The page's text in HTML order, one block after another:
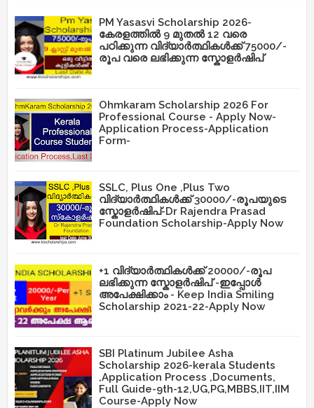
PM Yasasvi Scholarship 2026-
കേരളത്തിൽ 9 മുതൽ 12 വരെ
പഠിക്കുന്ന വിദ്യാർത്ഥികൾക്ക് 75000/-
രൂപ വരെ ലഭിക്കുന്ന സ്കോളർഷിപ്
Ohmkaram Scholarship 2026 For
Professional Course - Apply Now-
Application Process-Application
Form-
SSLC, Plus One ,Plus Two
വിദ്യാർത്ഥികൾക്ക് 30000/-രൂപയുടെ
സ്കോളർഷിപ്-Dr Rajendra Prasad
Foundation Scholarship-Apply Now
+1 വിദ്യാർത്ഥികൾക്ക് 20000/-രൂപ
ലഭിക്കുന്ന സ്കോളർഷിപ് -ഇപ്പോൾ
അപേക്ഷിക്കാം - Keep India Smiling
Scholarship 2021-22-Apply Now
SBI Platinum Jubilee Asha
Scholarship 2026-kerala Students
,Application Process ,Documents,
Full Guide-9th-12,UG,PG,MBBS,IIT,IIM
Course-Apply Now